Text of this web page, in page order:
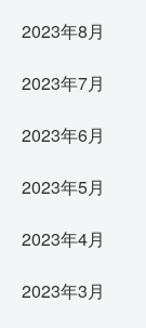
2023年8月
2023年7月
2023年6月
2023年5月
2023年4月
2023年3月